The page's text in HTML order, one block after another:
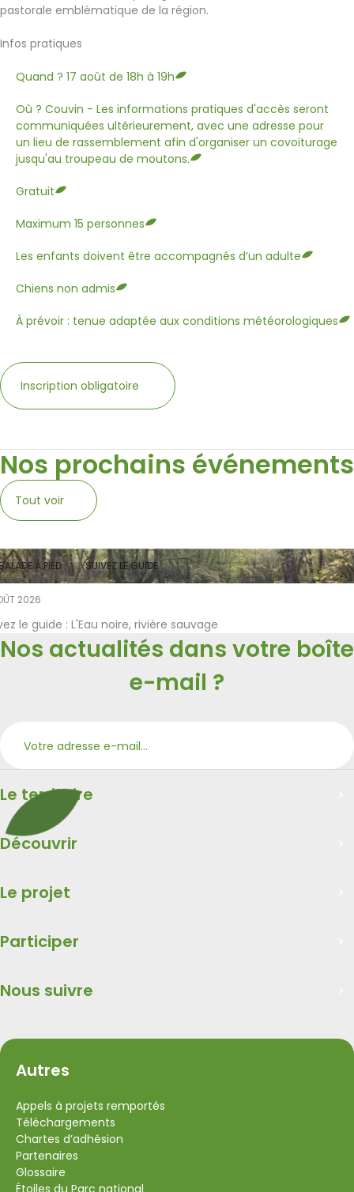
pastorale emblématique de la région.
Infos pratiques
Quand ? 17 août de 18h à 19h
Où ? Couvin - Les informations pratiques d'accès seront
communiquées ultérieurement, avec une adresse pour
un lieu de rassemblement afin d'organiser un covoiturage
jusqu'au troupeau de moutons.
Gratuit
Maximum 15 personnes
Les enfants doivent être accompagnés d’un adulte
Chiens non admis
À prévoir : tenue adaptée aux conditions météorologiques
Inscription obligatoire
Nos prochains événements
Tout voir
2026
le guide : L'Eau noire, rivière sauvage
À PIED SUIVEZ LE GUIDE
Nos actualités dans votre boîte
e-mail ?
Le territoire
Découvrir
Le projet
Participer
Nous suivre
Autres
Appels à projets remportés
Téléchargements
Chartes d’adhésion
Partenaires
Glossaire